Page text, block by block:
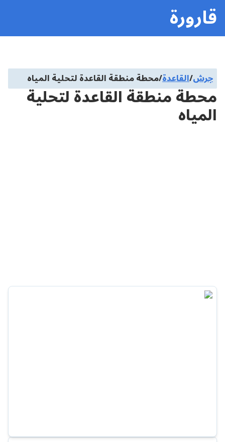
قارورة
جرش/القاعدة/محطة منطقة القاعدة لتحلية المياه
محطة منطقة القاعدة لتحلية
المياه